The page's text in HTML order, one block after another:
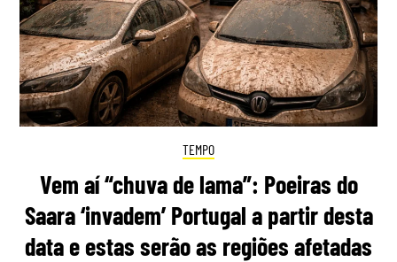
TEMPO
Vem aí “chuva de lama”: Poeiras do
Saara ‘invadem’ Portugal a partir desta
data e estas serão as regiões afetadas